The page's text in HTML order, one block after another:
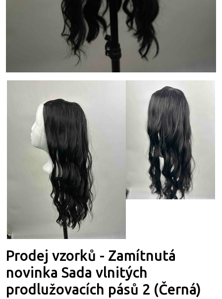
Prodej vzorků - Zamítnutá
novinka Sada vlnitých
prodlužovacích pásů 2 (Černá)